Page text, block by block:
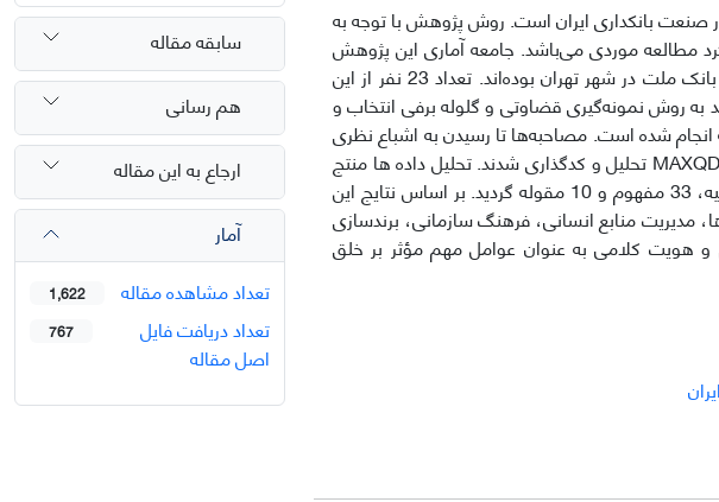
بانکداری ایران است. روش پژوهش با توجه به
مطالعه موردی می‌باشد. جامعه آماری این پژوهش
شامل خبرگان صنعت بانکداری ایران است که از مدیران ارشد بانک ملت در شهر تهران بوده‌اند. تعداد 23 نفر از این
به روش نمونه‌گیری قضاوتی و گلوله برفی انتخاب و
انجام شده است. مصاحبه‌ها تا رسیدن به اشباع نظری
ادامه یافته و متن مصـاحبه ­ها با استفاده از نرم افزار MAXQDA 2018 تحلیل و کدگذاری شدند. تحلیل داده­ ها منتج
به شناسایی و استخراج یافته­ های پژوهش شامل 130 کد اولیه، 33 مفهوم و 10 مقوله گردید. بر اساس نتایج این
مدیریت منابع انسانی، فرهنگ سازمانی، برندسازی
هویت کلامی به عنوان عوامل مهم مؤثر بر خلق
سابقه مقاله
هم رسانی
ارجاع به این مقاله
آمار
تعداد مشاهده مقاله
1,622
تعداد دریافت فایل
اصل مقاله
767